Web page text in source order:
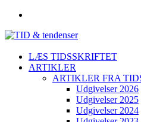
LÆS TIDSSKRIFTET
ARTIKLER
ARTIKLER FRA
Udgivelser 2026
Udgivelser 2025
Udgivelser 2024